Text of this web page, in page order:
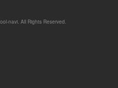
navi. All Rights Reserved.